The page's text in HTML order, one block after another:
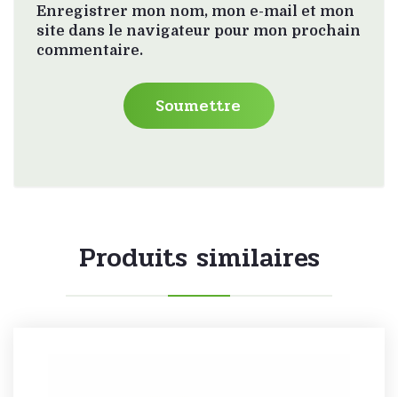
Enregistrer mon nom, mon e-mail et mon
site dans le navigateur pour mon prochain
commentaire.
Produits similaires